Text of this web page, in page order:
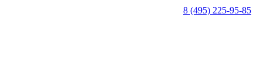
8 (495) 225-95-85